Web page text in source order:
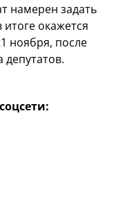
намерен задать
окажется
ноября, после
депутатов.